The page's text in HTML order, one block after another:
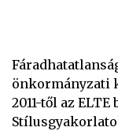
önkormányzati
2011-től az